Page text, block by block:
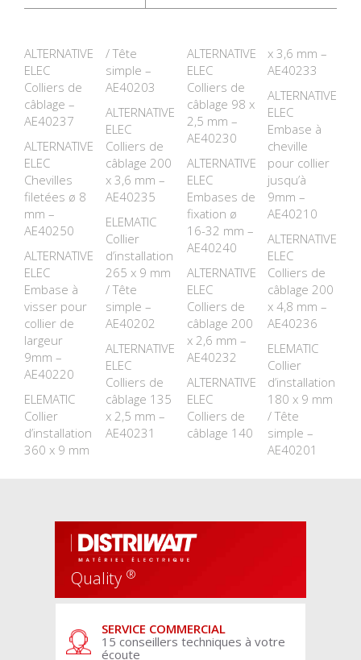
ALTERNATIVE
ELEC
Colliers de
câblage –
AE40237
ALTERNATIVE
ELEC
Chevilles
filetées ø 8
mm –
AE40250
ALTERNATIVE
ELEC
Embase à
visser pour
collier de
largeur
9mm –
AE40220
ELEMATIC
Collier
d’installation
360 x 9 mm
/ Tête
simple –
AE40203
ALTERNATIVE
ELEC
Colliers de
câblage 200
x 3,6 mm –
AE40235
ELEMATIC
Collier
d’installation
265 x 9 mm
/ Tête
simple –
AE40202
ALTERNATIVE
ELEC
Colliers de
câblage 135
x 2,5 mm –
AE40231
ALTERNATIVE
ELEC
Colliers de
câblage 98 x
2,5 mm –
AE40230
ALTERNATIVE
ELEC
Embases de
fixation ø
16-32 mm –
AE40240
ALTERNATIVE
ELEC
Colliers de
câblage 200
x 2,6 mm –
AE40232
ALTERNATIVE
ELEC
Colliers de
câblage 140
x 3,6 mm –
AE40233
ALTERNATIVE
ELEC
Embase à
cheville
pour collier
jusqu’à
9mm –
AE40210
ALTERNATIVE
ELEC
Colliers de
câblage 200
x 4,8 mm –
AE40236
ELEMATIC
Collier
d’installation
180 x 9 mm
/ Tête
simple –
AE40201
Quality ®
SERVICE COMMERCIAL
15 conseillers techniques à votre
écoute